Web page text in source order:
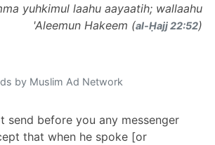
yuhkimul laahu aayaatih; wallaahu
'Aleemun Hakeem (al-Ḥajj 22:52)
by Muslim Ad Network
send before you any messenger
that when he spoke [or